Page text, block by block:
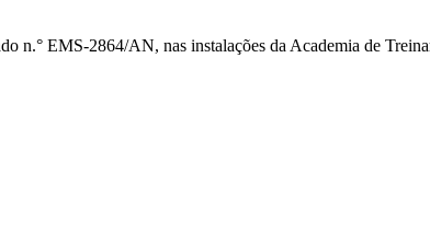
n.° EMS-2864/AN, nas instalações da Academia de